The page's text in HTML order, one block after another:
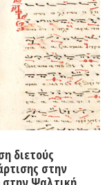
διετούς
στην